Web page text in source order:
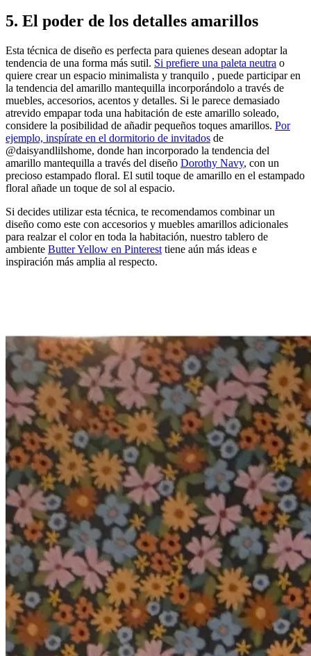
5. El poder de los detalles amarillos
Esta técnica de diseño es perfecta para quienes desean adoptar la
tendencia de una forma más sutil. Si prefiere una paleta neutra o
quiere crear un espacio minimalista y tranquilo , puede participar en
la tendencia del amarillo mantequilla incorporándolo a través de
muebles, accesorios, acentos y detalles. Si le parece demasiado
atrevido empapar toda una habitación de este amarillo soleado,
considere la posibilidad de añadir pequeños toques amarillos. Por
ejemplo, inspírate en el dormitorio de invitados de
@daisyandlilshome, donde han incorporado la tendencia del
amarillo mantequilla a través del diseño Dorothy Navy, con un
precioso estampado floral. El sutil toque de amarillo en el estampado
floral añade un toque de sol al espacio.
Si decides utilizar esta técnica, te recomendamos combinar un
diseño como este con accesorios y muebles amarillos adicionales
para realzar el color en toda la habitación, nuestro tablero de
ambiente Butter Yellow en Pinterest tiene aún más ideas e
inspiración más amplia al respecto.